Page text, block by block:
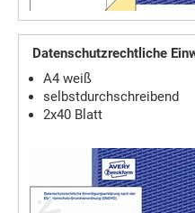
Datenschutzrechtliche
A4 weiß
selbstdurchschreibend
2x40 Blatt